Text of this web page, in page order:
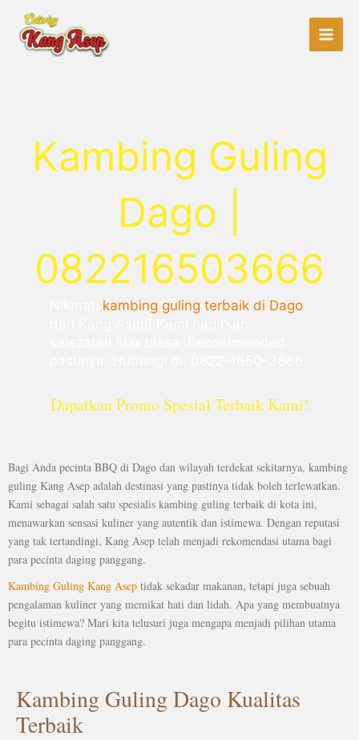
konten
Kambing Guling
Dago |
082216503666
kambing guling terbaik di Dago
Dapatkan Promo Spesial Terbaik Kami!
Bagi Anda pecinta BBQ di Dago dan wilayah terdekat sekitarnya, kambing
guling Kang Asep adalah destinasi yang pastinya tidak boleh terlewatkan.
Kami sebagai salah satu spesialis kambing guling terbaik di kota ini,
menawarkan sensasi kuliner yang autentik dan istimewa. Dengan reputasi
yang tak tertandingi, Kang Asep telah menjadi rekomendasi utama bagi
para pecinta daging panggang.
Kambing Guling Kang Asep tidak sekadar makanan, tetapi juga sebuah
pengalaman kuliner yang memikat hati dan lidah. Apa yang membuatnya
begitu istimewa? Mari kita telusuri juga mengapa menjadi pilihan utama
para pecinta daging panggang.
Kambing Guling Dago Kualitas
Terbaik